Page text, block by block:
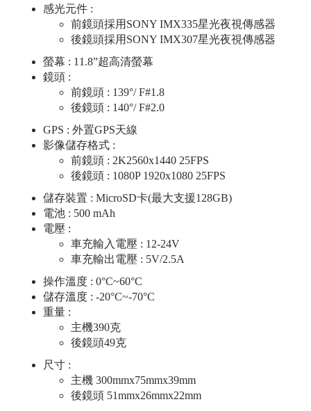
感光元件 :
前鏡頭採用SONY IMX335星光夜視傳感器
後鏡頭採用SONY IMX307星光夜視傳感器
螢幕 : 11.8”超高清螢幕
鏡頭 :
前鏡頭 : 139°/ F#1.8
後鏡頭 : 140°/ F#2.0
GPS : 外置GPS天線
影像儲存格式 :
前鏡頭 : 2K2560x1440 25FPS
後鏡頭 : 1080P 1920x1080 25FPS
儲存裝置 : MicroSD卡(最大支援128GB)
電池 : 500 mAh
電壓 :
車充輸入電壓 : 12-24V
車充輸出電壓 : 5V/2.5A
操作溫度 : 0°C~60°C
儲存溫度 : -20°C~-70°C
重量 :
主機390克
後鏡頭49克
尺寸 :
主機 300mmx75mmx39mm
後鏡頭 51mmx26mmx22mm